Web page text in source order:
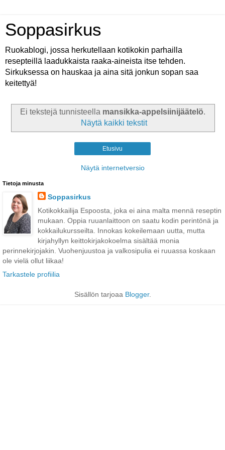
Soppasirkus
Ruokablogi, jossa herkutellaan kotikokin parhailla
resepteillä laadukkaista raaka-aineista itse tehden.
Sirkuksessa on hauskaa ja aina sitä jonkun sopan saa
keitettyä!
Ei tekstejä tunnisteella mansikka-appelsiinijäätelö.
Näytä kaikki tekstit
Etusivu
Näytä internetversio
Tietoja minusta
Soppasirkus
Kotikokkailija Espoosta, joka ei aina malta mennä reseptin
mukaan. Oppia ruuanlaittoon on saatu kodin perintönä ja
kokkailukursseilta. Innokas kokeilemaan uutta, mutta
kirjahyllyn keittokirjakokoelma sisältää monia
perinnekirjojakin. Vuohenjuustoa ja valkosipulia ei ruuassa koskaan
ole vielä ollut liikaa!
Tarkastele profiilia
Sisällön tarjoaa Blogger.